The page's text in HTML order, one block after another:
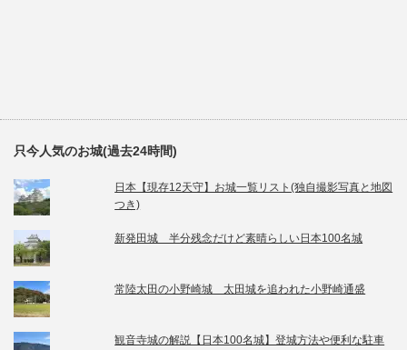
只今人気のお城(過去24時間)
日本【現存12天守】お城一覧リスト(独自撮影写真と地図
つき)
新発田城 半分残念だけど素晴らしい日本100名城
常陸太田の小野崎城 太田城を追われた小野崎通盛
観音寺城の解説【日本100名城】登城方法や便利な駐車